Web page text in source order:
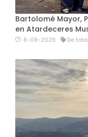
Bartolomé Mayor,
en Atardeceres
8-08-2026 De